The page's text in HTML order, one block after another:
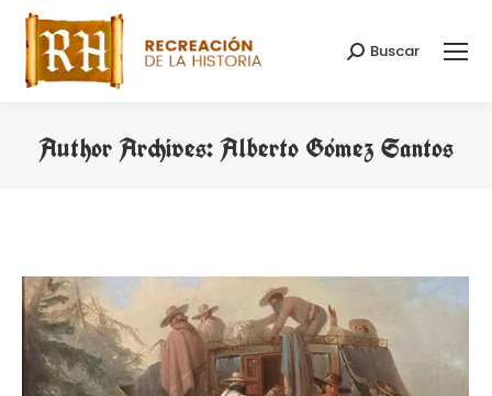
Search:
Buscar
Author Archives:Alberto Gómez Santos